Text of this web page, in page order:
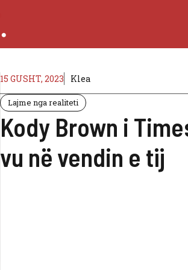
15 GUSHT, 2023 Klea
Lajme nga realiteti
Kody Brown i
vu në vendin e tij